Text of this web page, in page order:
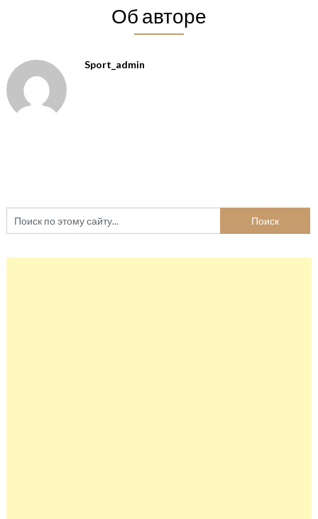
Об авторе
Sport_admin